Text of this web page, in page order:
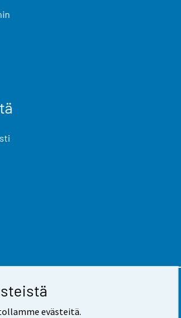
evästeitä.